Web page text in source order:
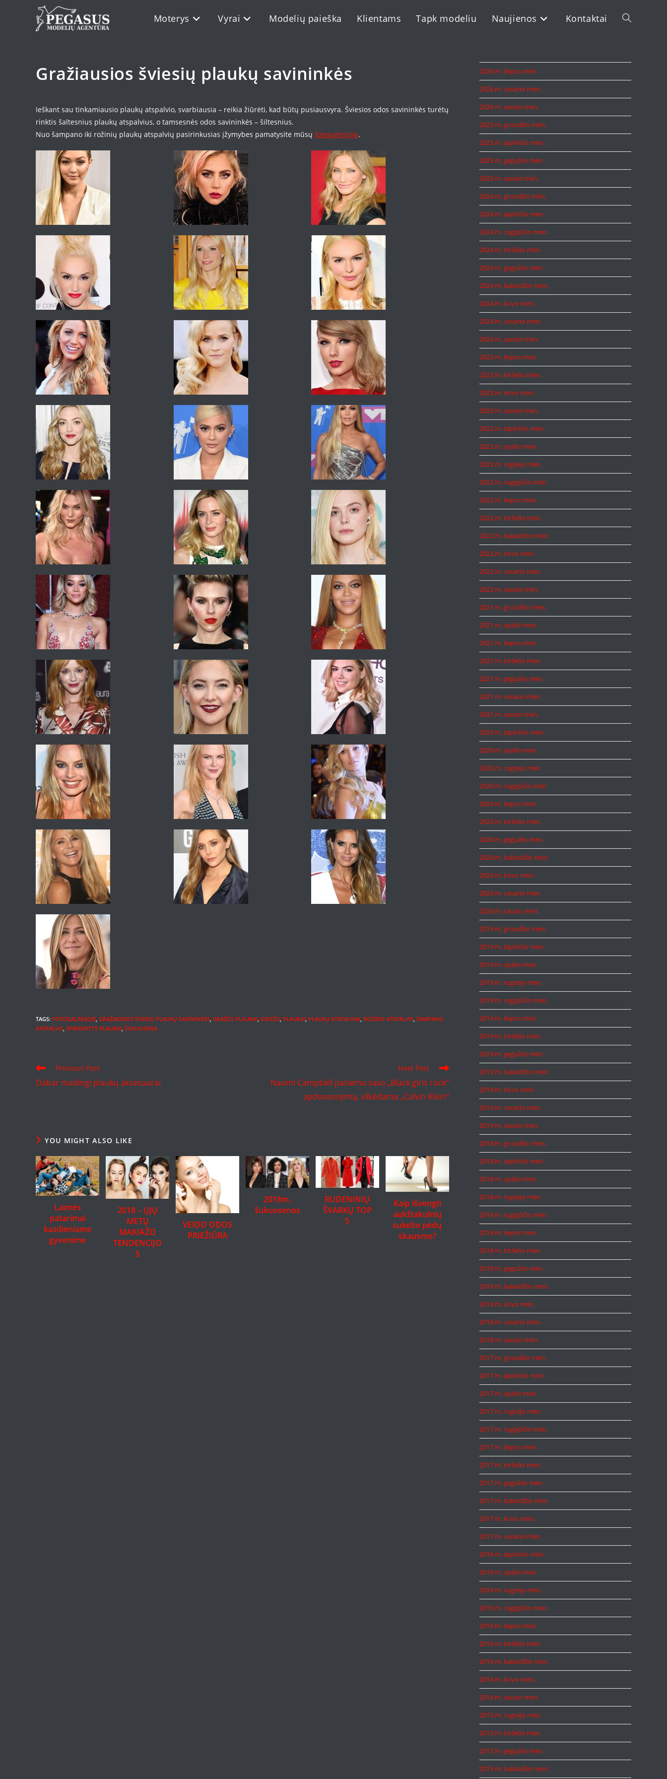
Moterys Vyrai Modelių paieška Klientams Tapk modeliu Naujienos Kontaktai Toggle
Gražiausios šviesių plaukų savininkės
Ieškant sau tinkamiausio plaukų atspalvio, svarbiausia – reikia žiūrėti, kad būtų pusiausvyra. Šviesios odos savininkės turėtų
rinktis šaltesnius plaukų atspalvius, o tamsesnės odos savininkės – šiltesnius.
Nuo šampano iki rožinių plaukų atspalvių pasirinkusias įžymybes pamatysite mūsų fotogalerijoje.
TAGS: FOTOGALERIJOJE, GRAŽIAUSIOS ŠVIESIŲ PLAUKŲ SAVININKĖS, GRAŽŪS PLAUKAI, GROŽIS, PLAUKAI, PLAUKŲ ATSPALVIAI, ROŽINIS ATSPALVIS, ŠAMPANO
ATSPALVIS, SPINDINTYS PLAUKAI, ŠUKUOSENA
Read
more
articles
Previous Post
Dabar madingi plaukų aksesuarai
Next Post
Naomi Campbell pasiema savo „Black girls rock“
apdovanojimą, vilkėdama „Calvin Klein“
YOU MIGHT ALSO LIKE
Laimės
patarimai
kasdieniame
gyvenime
2018 – ŲJŲ
METŲ
MAKIAŽO
TENDENCIJO
S
VEIDO ODOS
PRIEŽIŪRA
2018m.
šukuosenos
RUDENINIŲ
ŠVARKŲ TOP
5
Kaip išvengti
aukštakulnių
sukelto pėdų
skausmo?
2026 m. liepos mėn.
2026 m. vasario mėn.
2026 m. sausio mėn.
2025 m. gruodžio mėn.
2025 m. lapkričio mėn.
2025 m. gegužės mėn.
2025 m. sausio mėn.
2024 m. gruodžio mėn.
2024 m. lapkričio mėn.
2024 m. rugpjūčio mėn.
2024 m. birželio mėn.
2024 m. gegužės mėn.
2024 m. balandžio mėn.
2024 m. kovo mėn.
2024 m. vasario mėn.
2024 m. sausio mėn.
2023 m. liepos mėn.
2023 m. birželio mėn.
2023 m. kovo mėn.
2023 m. sausio mėn.
2022 m. lapkričio mėn.
2022 m. spalio mėn.
2022 m. rugsėjo mėn.
2022 m. rugpjūčio mėn.
2022 m. liepos mėn.
2022 m. birželio mėn.
2022 m. balandžio mėn.
2022 m. kovo mėn.
2022 m. vasario mėn.
2022 m. sausio mėn.
2021 m. gruodžio mėn.
2021 m. spalio mėn.
2021 m. liepos mėn.
2021 m. birželio mėn.
2021 m. gegužės mėn.
2021 m. vasario mėn.
2021 m. sausio mėn.
2020 m. lapkričio mėn.
2020 m. spalio mėn.
2020 m. rugsėjo mėn.
2020 m. rugpjūčio mėn.
2020 m. liepos mėn.
2020 m. birželio mėn.
2020 m. gegužės mėn.
2020 m. balandžio mėn.
2020 m. kovo mėn.
2020 m. vasario mėn.
2020 m. sausio mėn.
2019 m. gruodžio mėn.
2019 m. lapkričio mėn.
2019 m. spalio mėn.
2019 m. rugsėjo mėn.
2019 m. rugpjūčio mėn.
2019 m. liepos mėn.
2019 m. birželio mėn.
2019 m. gegužės mėn.
2019 m. balandžio mėn.
2019 m. kovo mėn.
2019 m. vasario mėn.
2019 m. sausio mėn.
2018 m. gruodžio mėn.
2018 m. lapkričio mėn.
2018 m. spalio mėn.
2018 m. rugsėjo mėn.
2018 m. rugpjūčio mėn.
2018 m. liepos mėn.
2018 m. birželio mėn.
2018 m. gegužės mėn.
2018 m. balandžio mėn.
2018 m. kovo mėn.
2018 m. vasario mėn.
2018 m. sausio mėn.
2017 m. gruodžio mėn.
2017 m. lapkričio mėn.
2017 m. spalio mėn.
2017 m. rugsėjo mėn.
2017 m. rugpjūčio mėn.
2017 m. liepos mėn.
2017 m. birželio mėn.
2017 m. gegužės mėn.
2017 m. balandžio mėn.
2017 m. kovo mėn.
2017 m. vasario mėn.
2016 m. lapkričio mėn.
2016 m. spalio mėn.
2016 m. rugsėjo mėn.
2016 m. rugpjūčio mėn.
2016 m. liepos mėn.
2016 m. birželio mėn.
2016 m. balandžio mėn.
2016 m. kovo mėn.
2016 m. sausio mėn.
2015 m. rugsėjo mėn.
2015 m. birželio mėn.
2015 m. gegužės mėn.
2015 m. balandžio mėn.